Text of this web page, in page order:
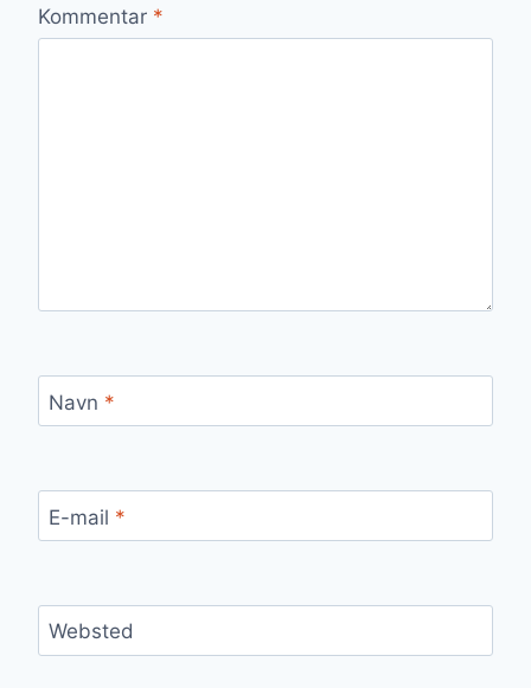
Kommentar *
Navn *
E-mail *
Websted